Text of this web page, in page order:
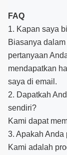
FAQ
1. Kapan saya
Biasanya
pertanyaan
mendapatkan
saya di email.
2. Dapatkah
sendiri?
Kami dapat
3. Apakah
Kami adalah